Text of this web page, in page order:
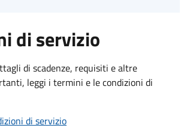
di servizio
di scadenze, requisiti e altre
leggi i termini e le condizioni di
di servizio